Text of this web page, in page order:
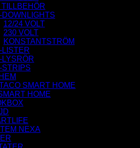
TILLBEHÖR
DOWNLIGHTS
12/24 VOLT
230 VOLT
KONSTANTSTRÖM
LISTER
LYSRÖR
STRIPS
SMART HOME
HOME
NEXA